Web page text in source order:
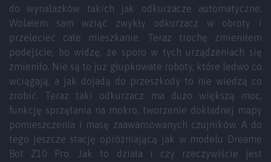
do wynalazków takich jak odkurzacze automatyczne.
Wolałem sam wziąć zwykły odkurzacz w obroty i
przelecieć całe mieszkanie. Teraz trochę zmieniłem
podejście, bo widzę, że sporo w tych urządzeniach się
zmieniło. Nie są to już głupkowate roboty, które ledwo co
wciągają, a jak dojadą do przeszkody to nie wiedzą co
zrobić. Teraz taki odkurzacz ma dużo większą moc,
funkcję sprzątania na mokro, tworzenie dokładnej mapy
pomieszczenia i masę zaawansowanych czujników. A do
tego jeszcze stację opróżniającą jak w modelu Dreame
Bot Z10 Pro. Jak to działa i czy rzeczywiście jest